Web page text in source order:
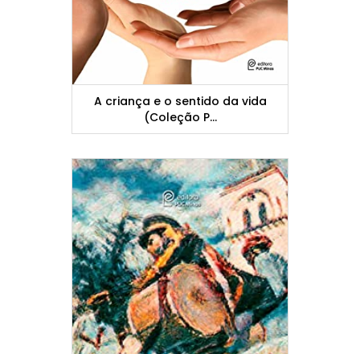
A criança e o sentido da vida
(Coleção P...